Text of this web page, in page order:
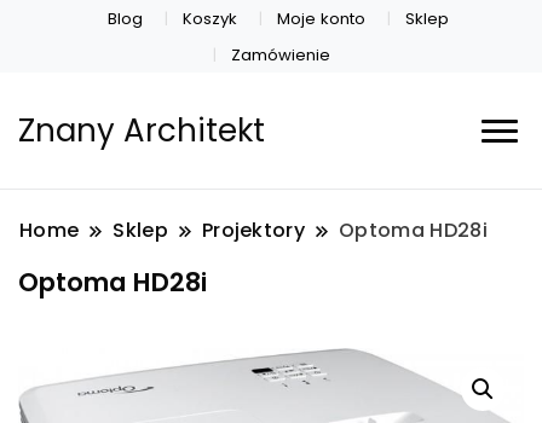
Blog Koszyk Moje konto
Sklep
Zamówienie
Znany Architekt
Home Sklep Projektory Optoma HD28i
Optoma HD28i